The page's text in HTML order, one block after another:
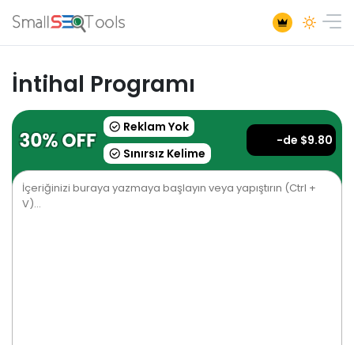
İntihal Programı
Reklam Yok
Sınırsız Kelime
-de $9.80